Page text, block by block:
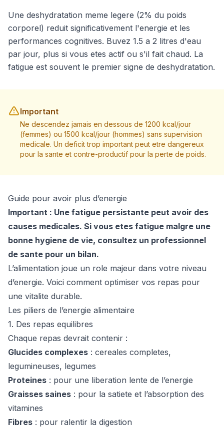
Une deshydratation meme legere (2% du poids
corporel) reduit significativement l'energie et les
performances cognitives. Buvez 1.5 a 2 litres d'eau
par jour, plus si vous etes actif ou s'il fait chaud. La
fatigue est souvent le premier signe de deshydratation.
Important
Ne descendez jamais en dessous de 1200 kcal/jour
(femmes) ou 1500 kcal/jour (hommes) sans supervision
medicale. Un deficit trop important peut etre dangereux
pour la sante et contre-productif pour la perte de poids.
Guide pour avoir plus d’energie
Important : Une fatigue persistante peut avoir des
causes medicales. Si vous etes fatigue malgre une
bonne hygiene de vie, consultez un professionnel
de sante pour un bilan.
L’alimentation joue un role majeur dans votre niveau
d’energie. Voici comment optimiser vos repas pour
une vitalite durable.
Les piliers de l’energie alimentaire
1. Des repas equilibres
Chaque repas devrait contenir :
Glucides complexes : cereales completes,
legumineuses, legumes
Proteines : pour une liberation lente de l’energie
Graisses saines : pour la satiete et l’absorption des
vitamines
Fibres : pour ralentir la digestion